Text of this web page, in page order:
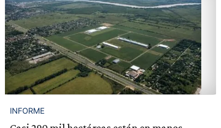
INFORME